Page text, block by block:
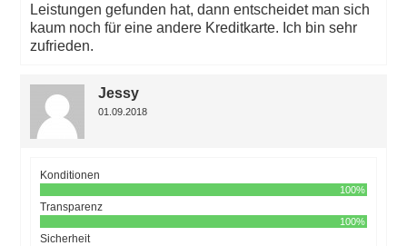
Leistungen gefunden hat, dann entscheidet man sich
kaum noch für eine andere Kreditkarte. Ich bin sehr
zufrieden.
Jessy
01.09.2018
Konditionen
100%
Transparenz
100%
Sicherheit